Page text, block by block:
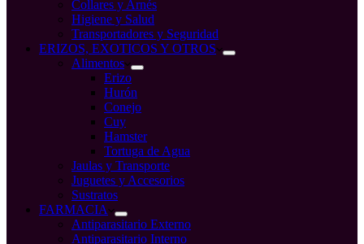
Collares y Arnés
Higiene y Salud
Transportadores y Seguridad
ERIZOS, EXOTICOS Y OTROS
Alimentos
Erizo
Hurón
Conejo
Cuy
Hamster
Tortuga de Agua
Jaulas y Transporte
Juguetes y Accesorios
Sustratos
FARMACIA
Antiparasitario Externo
Antiparasitario Interno